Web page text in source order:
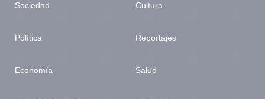
Sociedad
Política
Economía
Cultura
Reportajes
Salud